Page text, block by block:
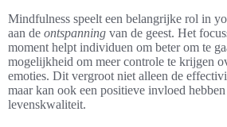
Mindfulness speelt een belangrijke rol in
aan de ontspanning van de geest. Het
moment helpt individuen om beter om te
mogelijkheid om meer controle te krijgen
emoties. Dit vergroot niet alleen de
maar kan ook een positieve invloed
levenskwaliteit.